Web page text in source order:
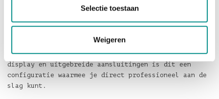
Selectie toestaan
Weigeren
MacBook Pro 14-inch met M5 Pro kopen
De MacBook Pro 14-inch met M5 Pro is een uitstekende
krachtige MacBook voor intensief gebruik. Dankzij de
combinatie van sterke prestaties, een hoogwaardig
display en uitgebreide aansluitingen is dit een
configuratie waarmee je direct professioneel aan de
slag kunt.